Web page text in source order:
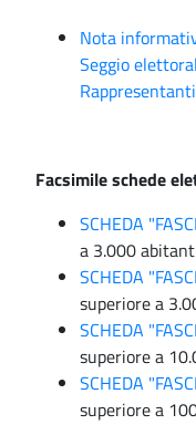
Nota
Seggio
Facsimile schede
SCHEDA
a 3.000
SCHEDA
superiore a
SCHEDA
superiore a
SCHEDA
superiore a